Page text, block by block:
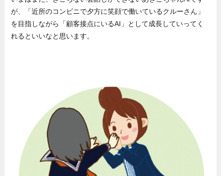
が、「近所のコンビニで夕方に笑顔で働いているクルーさん」
を目指しながら「顧客接点にいるAI」として成長していってく
れるといいなと思います。